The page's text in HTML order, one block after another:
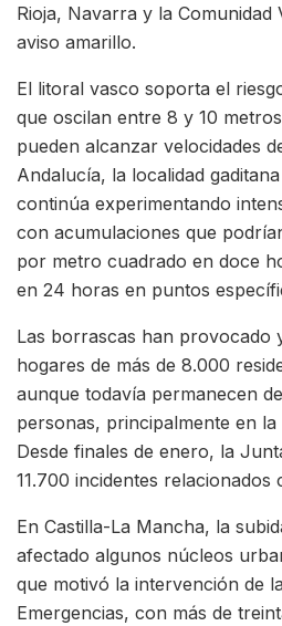
Rioja, Navarra y la Comunidad
aviso amarillo.
El litoral vasco soporta el
que oscilan entre 8 y 10
pueden alcanzar velocidades
Andalucía, la localidad
continúa experimentando
con acumulaciones que
por metro cuadrado en doce
en 24 horas en puntos
Las borrascas han provocado
hogares de más de 8.000
aunque todavía permanecen
personas, principalmente en la
Desde finales de enero, la
11.700 incidentes relacionados
En Castilla-La Mancha, la
afectado algunos núcleos
que motivó la intervención de
Emergencias, con más de